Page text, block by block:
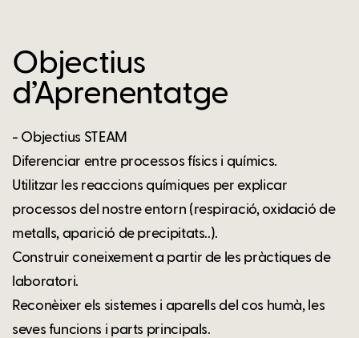
Objectius
d’Aprenentatge
- Objectius STEAM
Diferenciar entre processos físics i químics.
Utilitzar les reaccions químiques per explicar
processos del nostre entorn (respiració, oxidació de
metalls, aparició de precipitats..).
Construir coneixement a partir de les pràctiques de
laboratori.
Reconèixer els sistemes i aparells del cos humà, les
seves funcions i parts principals.